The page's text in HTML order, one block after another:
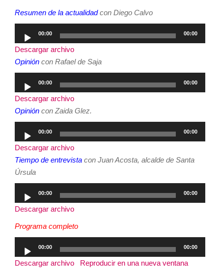
Resumen de la actualidadcon Diego Calvo
de
audio
00:00 00:00
Descargar archivo
Opinión con Rafael de Saja
de
audio
00:00 00:00
Descargar archivo
Opinión con Zaida Glez.
de
audio
00:00 00:00
Descargar archivo
Tiempo de entrevista con Juan Acosta, alcalde de Santa
Úrsula
de
audio
00:00 00:00
Descargar archivo
Programa completo
de
audio
00:00 00:00
Descargar archivo Reproducir en una nueva ventana